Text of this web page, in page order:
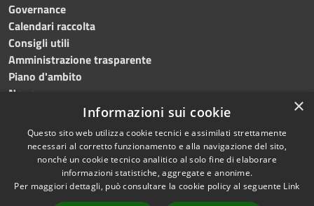
Governance
Calendari raccolta
Consigli utili
Amministrazione trasparente
Piano d'ambito
News
Accessibilità
Copyright © 2023 •
Trapani provincia nord•
×
Informazioni sui cookie
Questo sito web utilizza cookie tecnici e assimilati strettamente
necessari al corretto funzionamento e alla navigazione del sito,
nonché un cookie tecnico analitico al solo fine di elaborare
informazioni statistiche, aggregate e anonime.
Per maggiori dettagli, può consultare la cookie policy al seguente Link